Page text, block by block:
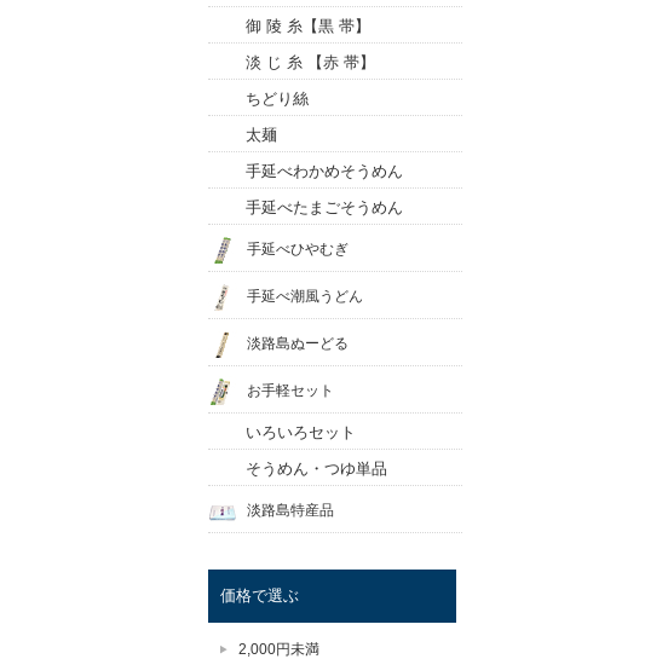
御 陵 糸【黒 帯】
淡 じ 糸 【赤 帯】
ちどり絲
太麺
手延べわかめそうめん
手延べたまごそうめん
手延べひやむぎ
手延べ潮風うどん
淡路島ぬーどる
お手軽セット
いろいろセット
そうめん・つゆ単品
淡路島特産品
価格で選ぶ
2,000円未満